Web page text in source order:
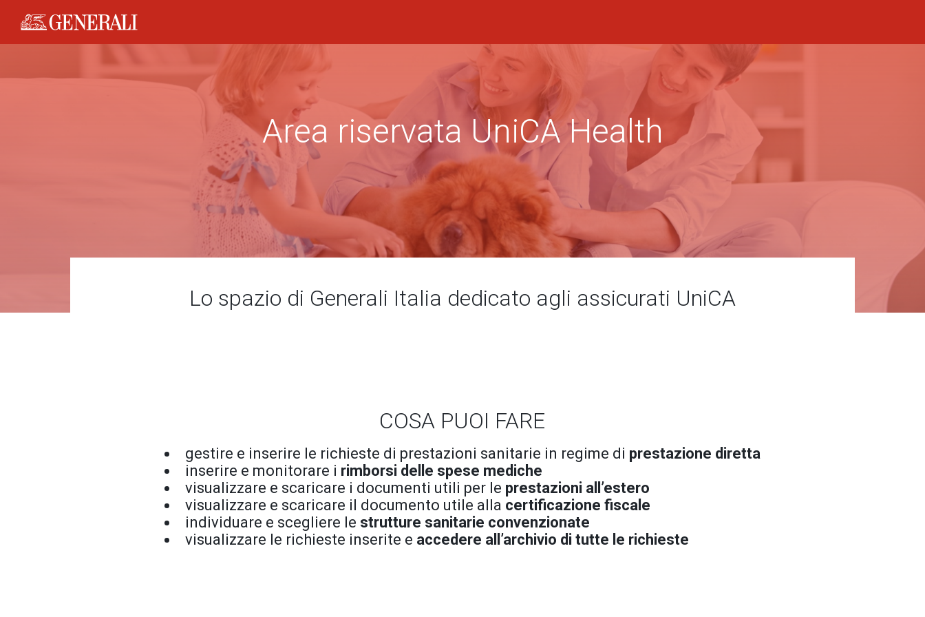
Generali logo
Area riservata UniCA Health
Lo spazio di Generali Italia dedicato agli assicurati UniCA
COSA PUOI FARE
gestire e inserire le richieste di prestazioni sanitarie in regime di prestazione diretta
inserire e monitorare i rimborsi delle spese mediche
visualizzare e scaricare i documenti utili per le prestazioni all’estero
visualizzare e scaricare il documento utile alla certificazione fiscale
individuare e scegliere le strutture sanitarie convenzionate
visualizzare le richieste inserite e accedere all’archivio di tutte le richieste